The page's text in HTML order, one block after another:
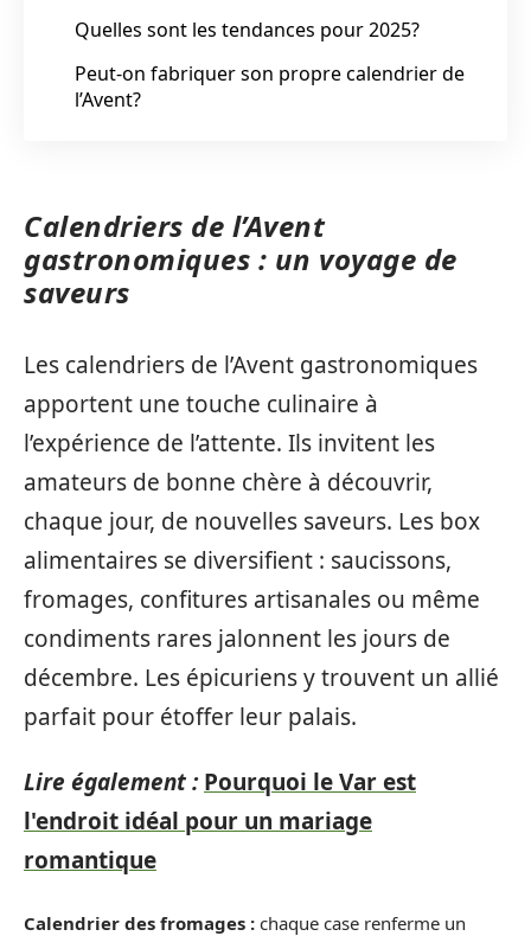
Quelles sont les tendances pour 2025?
Peut-on fabriquer son propre calendrier de
l’Avent?
Calendriers de l’Avent
gastronomiques : un voyage de
saveurs
Les calendriers de l’Avent gastronomiques
apportent une touche culinaire à
l’expérience de l’attente. Ils invitent les
amateurs de bonne chère à découvrir,
chaque jour, de nouvelles saveurs. Les box
alimentaires se diversifient : saucissons,
fromages, confitures artisanales ou même
condiments rares jalonnent les jours de
décembre. Les épicuriens y trouvent un allié
parfait pour étoffer leur palais.
Lire également : Pourquoi le Var est
l'endroit idéal pour un mariage
romantique
Calendrier des fromages : chaque case renferme un